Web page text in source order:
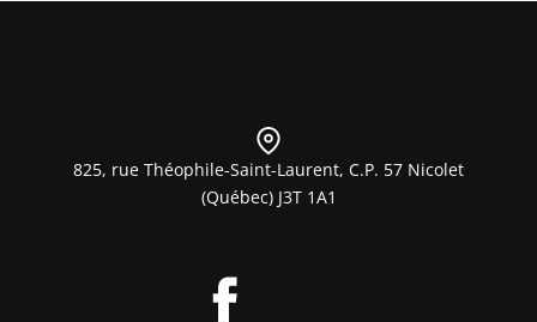
825, rue Théophile-Saint-Laurent, C.P. 57 Nicolet
(Québec) J3T 1A1